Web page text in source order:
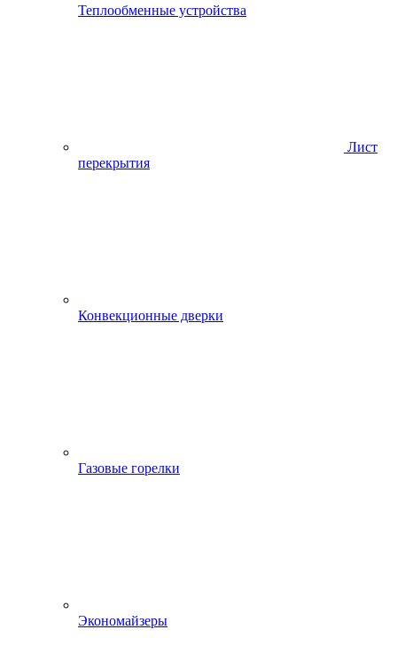
Теплообменные устройства
Лист
перекрытия
Конвекционные дверки
Газовые горелки
Экономайзеры